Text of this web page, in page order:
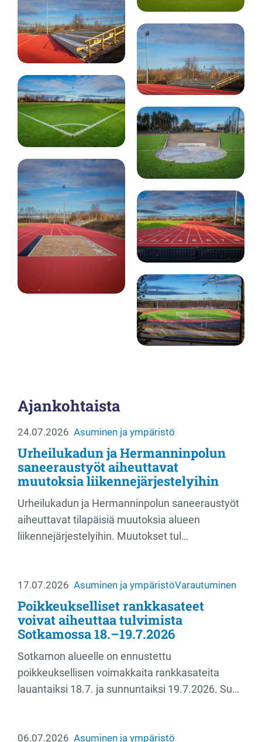
Ajankohtaista
24.07.2026 Asuminen ja ympäristö
Urheilukadun ja Hermanninpolun
saneeraustyöt aiheuttavat
muutoksia liikennejärjestelyihin
Urheilukadun ja Hermanninpolun saneeraustyöt
aiheuttavat tilapäisiä muutoksia alueen
liikennejärjestelyihin. Muutokset tul…
17.07.2026 Asuminen ja ympäristöVarautuminen
Poikkeukselliset rankkasateet
voivat aiheuttaa tulvimista
Sotkamossa 18.–19.7.2026
Sotkamon alueelle on ennustettu
poikkeuksellisen voimakkaita rankkasateita
lauantaiksi 18.7. ja sunnuntaiksi 19.7.2026. Su…
06.07.2026 Asuminen ja ympäristö